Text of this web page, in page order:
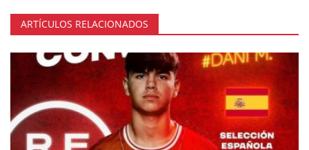
ARTÍCULOS RELACIONADOS